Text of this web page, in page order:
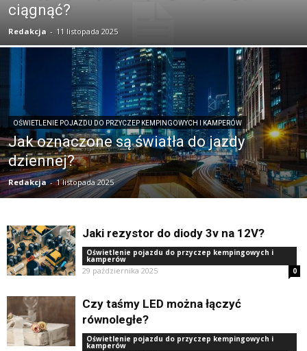
ciągnąć?
Redakcja - 11 listopada 2025
OŚWIETLENIE POJAZDU DO PRZYCZEP KEMPINGOWYCH I KAMPERÓW
Jak oznaczone są światła do jazdy
dziennej?
Redakcja - 1 listopada 2025
Jaki rezystor do diody 3v na 12V?
Oświetlenie pojazdu do przyczep kempingowych i
kamperów
29 października 2025 0
Czy taśmy LED można łączyć
równoległe?
Oświetlenie pojazdu do przyczep kempingowych i
kamperów